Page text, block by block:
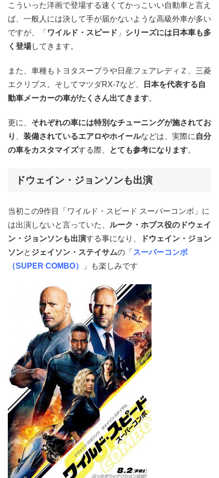
こういった洋画で登場する速くてかっこいい自動車と言え
ば、一般人には決して手が届かないような高級外車が多い
ですが、「 ワイルド・スピード 」 シリーズには日本車も多
く登場してきます。
また、車種もトヨタスープラや日産フェアレディＺ、三菱
エクリプス。そしてマツダRX-7など、
日本を代表する自
動車メーカーの車がたくさん出てきます。
更に、 それぞれの車には特別なチューニングが施されてお
り
装備されているエアロやホイールなどは、実際に 自分
の車をカスタマイズする際、 とても参考になります。
ドウェイン・ジョンソンも出演
当初この9作目「ワイルド・スピード スーパーコンボ」に
は出演しないと言っていた、 ルーク・ホブス役のドウェイ
ン・ジョンソンも出演する事になり、
ドウェイン・ジョン
ソンと ジェイソン・ステイサムの「 スーパーコンボ
（SUPER COMBO）
」も楽しみです